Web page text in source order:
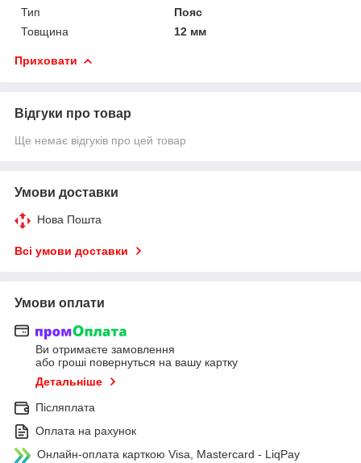
Тип
Пояс
Товщина
12 мм
Приховати
Відгуки про товар
Ще немає відгуків про цей товар
Умови доставки
Нова Пошта
Всі умови доставки
Умови оплати
Ви отримаєте замовлення
або гроші повернуться на вашу картку
Детальніше
Післяплата
Оплата на рахунок
Онлайн-оплата карткою Visa, Mastercard - LiqPay